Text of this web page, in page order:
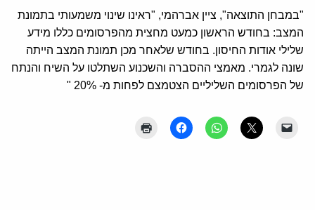
"במבחן התוצאה", ציין אברהמי, "ראינו שינוי משמעותי בתמונת
המצב: בחודש הראשון כמעט מחצית מהפרסומים כללו מידע
שלילי אודות החיסון. בחודש שלאחר מכן תמונת המצב הייתה
שונה לגמרי. מאמצי ההסברה והשכנוע השתלטו על השיח והנתח
של הפרסומים השליליים הצטמצם לפחות מ- 20% "